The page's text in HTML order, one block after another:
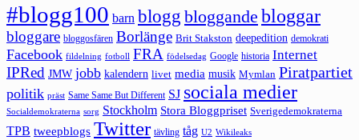
#blogg100 barn blogg bloggande bloggar
bloggare bloggosfären Borlänge Brit Stakston deepedition demokrati
Facebook fildelning fotboll FRA födelsedag Google historia Internet
IPRed JMW jobb kalendern livet media musik Mymlan Piratpartiet
politik präst Same Same But Different SJ sociala medier
Socialdemokraterna sorg Stockholm Stora Bloggpriset Sverigedemokraterna
TPB tweepblogs Twitter tävling tåg U2 Wikileaks